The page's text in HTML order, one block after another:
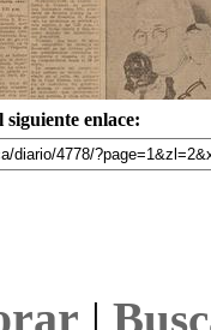
enlace:
|